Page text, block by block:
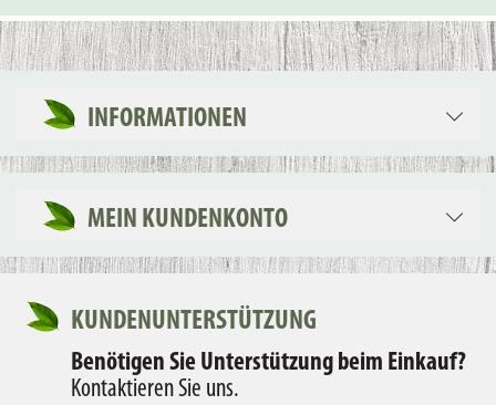
INFORMATIONEN
MEIN KUNDENKONTO
KUNDENUNTERSTÜTZUNG
Benötigen Sie Unterstützung beim Einkauf?
Kontaktieren Sie uns.